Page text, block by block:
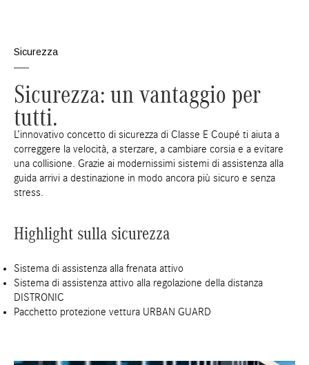
Sicurezza
Sicurezza: un vantaggio per
tutti.
L’innovativo concetto di sicurezza di Classe E Coupé ti aiuta a
correggere la velocità, a sterzare, a cambiare corsia e a evitare
una collisione. Grazie ai modernissimi sistemi di assistenza alla
guida arrivi a destinazione in modo ancora più sicuro e senza
stress.
Highlight sulla sicurezza
Sistema di assistenza alla frenata attivo
Sistema di assistenza attivo alla regolazione della distanza
DISTRONIC
Pacchetto protezione vettura URBAN GUARD